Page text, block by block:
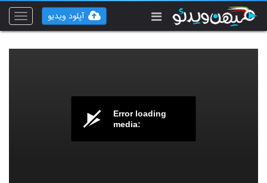
Toggle
آپلود ویدیو
Error loading
media: